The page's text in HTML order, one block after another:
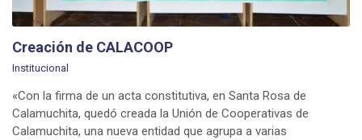
Creación de CALACOOP
Institucional
«Con la firma de un acta constitutiva, en Santa Rosa de
Calamuchita, quedó creada la Unión de Cooperativas de
Calamuchita, una nueva entidad que agrupa a varias